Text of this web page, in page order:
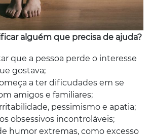
alguém que precisa de ajuda?
que a pessoa perde o interesse
gostava;
a ter dificudades em se
amigos e familiares;
pessimismo e apatia;
obsessivos incontroláveis;
humor extremas, como excesso